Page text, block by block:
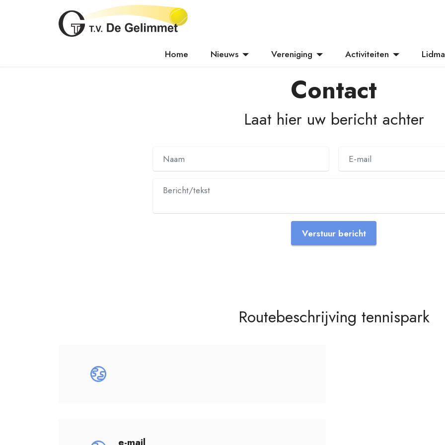
Home Nieuws Vereniging Activiteiten
Contact
Laat hier uw bericht achter
Verstuur bericht
Routebeschrijving tennispark
e-mail